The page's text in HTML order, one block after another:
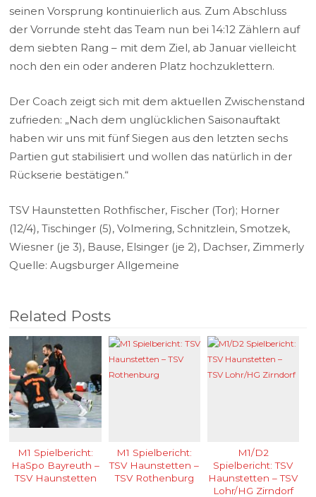
seinen Vorsprung kontinuierlich aus. Zum Abschluss
der Vorrunde steht das Team nun bei 14:12 Zählern auf
dem siebten Rang – mit dem Ziel, ab Januar vielleicht
noch den ein oder anderen Platz hochzuklettern.
Der Coach zeigt sich mit dem aktuellen Zwischenstand
zufrieden: „Nach dem unglücklichen Saisonauftakt
haben wir uns mit fünf Siegen aus den letzten sechs
Partien gut stabilisiert und wollen das natürlich in der
Rückserie bestätigen.“
TSV Haunstetten Rothfischer, Fischer (Tor); Horner
(12/4), Tischinger (5), Volmering, Schnitzlein, Smotzek,
Wiesner (je 3), Bause, Elsinger (je 2), Dachser, Zimmerly
Quelle: Augsburger Allgemeine
Related Posts
M1 Spielbericht:
HaSpo Bayreuth –
TSV Haunstetten
M1 Spielbericht:
TSV Haunstetten –
TSV Rothenburg
M1/D2
Spielbericht: TSV
Haunstetten – TSV
Lohr/HG Zirndorf